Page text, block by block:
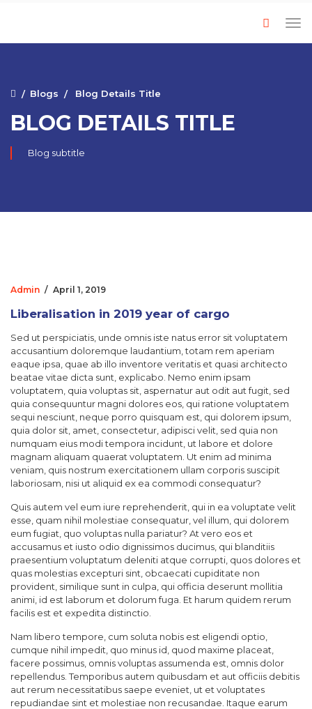
Blogs Blog Details Title
BLOG DETAILS TITLE
Blog subtitle
Admin / April 1, 2019
Liberalisation in 2019 year of cargo
Sed ut perspiciatis, unde omnis iste natus error sit voluptatem
accusantium doloremque laudantium, totam rem aperiam
eaque ipsa, quae ab illo inventore veritatis et quasi architecto
beatae vitae dicta sunt, explicabo. Nemo enim ipsam
voluptatem, quia voluptas sit, aspernatur aut odit aut fugit, sed
quia consequuntur magni dolores eos, qui ratione voluptatem
sequi nesciunt, neque porro quisquam est, qui dolorem ipsum,
quia dolor sit, amet, consectetur, adipisci velit, sed quia non
numquam eius modi tempora incidunt, ut labore et dolore
magnam aliquam quaerat voluptatem. Ut enim ad minima
veniam, quis nostrum exercitationem ullam corporis suscipit
laboriosam, nisi ut aliquid ex ea commodi consequatur?
Quis autem vel eum iure reprehenderit, qui in ea voluptate velit
esse, quam nihil molestiae consequatur, vel illum, qui dolorem
eum fugiat, quo voluptas nulla pariatur? At vero eos et
accusamus et iusto odio dignissimos ducimus, qui blanditiis
praesentium voluptatum deleniti atque corrupti, quos dolores et
quas molestias excepturi sint, obcaecati cupiditate non
provident, similique sunt in culpa, qui officia deserunt mollitia
animi, id est laborum et dolorum fuga. Et harum quidem rerum
facilis est et expedita distinctio.
Nam libero tempore, cum soluta nobis est eligendi optio,
cumque nihil impedit, quo minus id, quod maxime placeat,
facere possimus, omnis voluptas assumenda est, omnis dolor
repellendus. Temporibus autem quibusdam et aut officiis debitis
aut rerum necessitatibus saepe eveniet, ut et voluptates
repudiandae sint et molestiae non recusandae. Itaque earum